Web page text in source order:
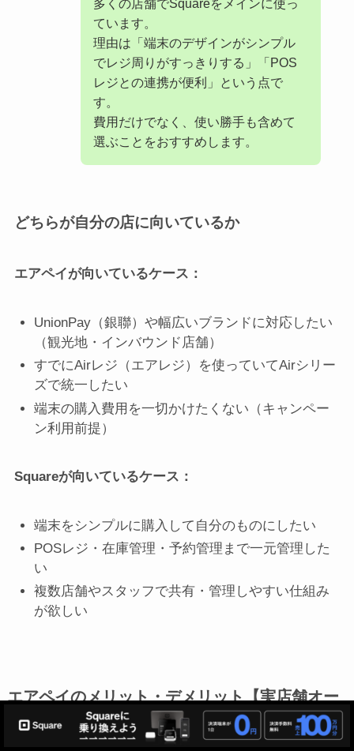
多くの店舗でSquareをメインに使っ
ています。
理由は「端末のデザインがシンプル
でレジ周りがすっきりする」「POS
レジとの連携が便利」という点で
す。
費用だけでなく、使い勝手も含めて
選ぶことをおすすめします。
どちらが自分の店に向いているか
エアペイが向いているケース：
UnionPay（銀聯）や幅広いブランドに対応したい
（観光地・インバウンド店舗）
すでにAirレジ（エアレジ）を使っていてAirシリー
ズで統一したい
端末の購入費用を一切かけたくない（キャンペー
ン利用前提）
Squareが向いているケース：
端末をシンプルに購入して自分のものにしたい
POSレジ・在庫管理・予約管理まで一元管理した
い
複数店舗やスタッフで共有・管理しやすい仕組み
が欲しい
エアペイのメリット・デメリット【実店舗オー
ナー目線】